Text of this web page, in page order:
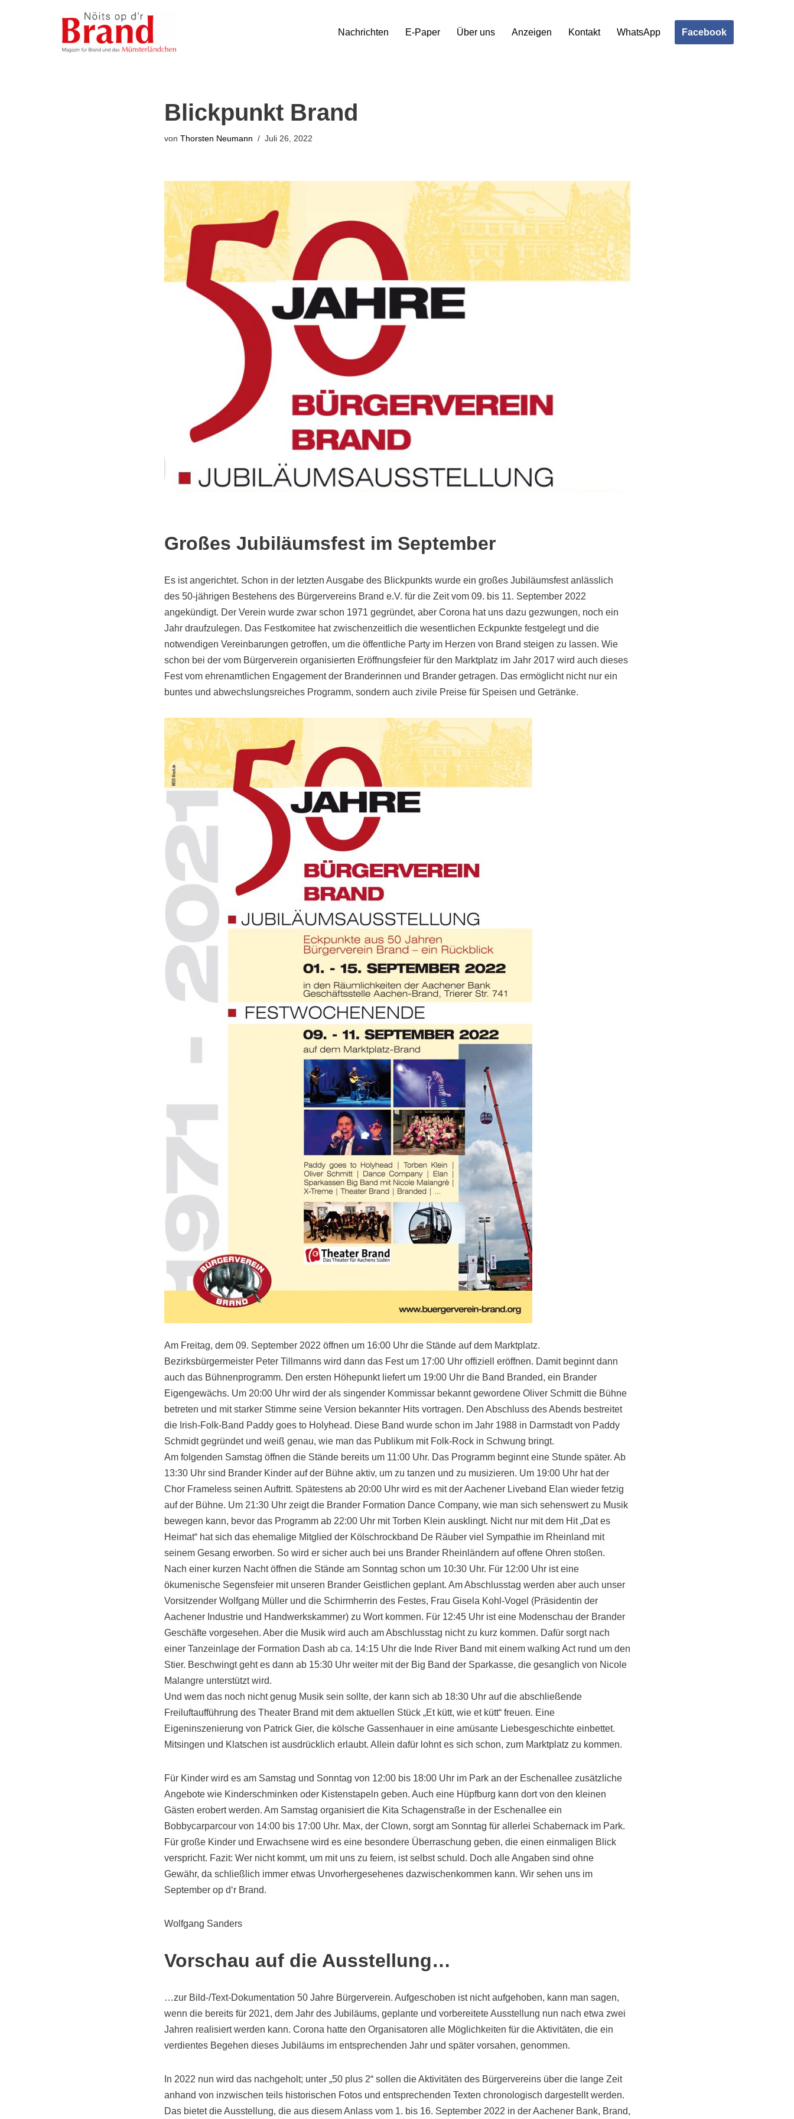
Nachrichten E-Paper Über uns Anzeigen Kontakt WhatsApp Facebook
Blickpunkt Brand
von Thorsten Neumann Juli 26, 2022
Großes Jubiläumsfest im September
Es ist angerichtet. Schon in der letzten Ausgabe des Blickpunkts wurde ein großes Jubiläumsfest anlässlich
des 50-jährigen Bestehens des Bürgervereins Brand e.V. für die Zeit vom 09. bis 11. September 2022
angekündigt. Der Verein wurde zwar schon 1971 gegründet, aber Corona hat uns dazu gezwungen, noch ein
Jahr draufzulegen. Das Festkomitee hat zwischenzeitlich die wesentlichen Eckpunkte festgelegt und die
notwendigen Vereinbarungen getroffen, um die öffentliche Party im Herzen von Brand steigen zu lassen. Wie
schon bei der vom Bürgerverein organisierten Eröffnungsfeier für den Marktplatz im Jahr 2017 wird auch dieses
Fest vom ehrenamtlichen Engagement der Branderinnen und Brander getragen. Das ermöglicht nicht nur ein
buntes und abwechslungsreiches Programm, sondern auch zivile Preise für Speisen und Getränke.
Am Freitag, dem 09. September 2022 öffnen um 16:00 Uhr die Stände auf dem Marktplatz.
Bezirksbürgermeister Peter Tillmanns wird dann das Fest um 17:00 Uhr offiziell eröffnen. Damit beginnt dann
auch das Bühnenprogramm. Den ersten Höhepunkt liefert um 19:00 Uhr die Band Branded, ein Brander
Eigengewächs. Um 20:00 Uhr wird der als singender Kommissar bekannt gewordene Oliver Schmitt die Bühne
betreten und mit starker Stimme seine Version bekannter Hits vortragen. Den Abschluss des Abends bestreitet
die Irish-Folk-Band Paddy goes to Holyhead. Diese Band wurde schon im Jahr 1988 in Darmstadt von Paddy
Schmidt gegründet und weiß genau, wie man das Publikum mit Folk-Rock in Schwung bringt.
Am folgenden Samstag öffnen die Stände bereits um 11:00 Uhr. Das Programm beginnt eine Stunde später. Ab
13:30 Uhr sind Brander Kinder auf der Bühne aktiv, um zu tanzen und zu musizieren. Um 19:00 Uhr hat der
Chor Frameless seinen Auftritt. Spätestens ab 20:00 Uhr wird es mit der Aachener Liveband Elan wieder fetzig
auf der Bühne. Um 21:30 Uhr zeigt die Brander Formation Dance Company, wie man sich sehenswert zu Musik
bewegen kann, bevor das Programm ab 22:00 Uhr mit Torben Klein ausklingt. Nicht nur mit dem Hit „Dat es
Heimat“ hat sich das ehemalige Mitglied der Kölschrockband De Räuber viel Sympathie im Rheinland mit
seinem Gesang erworben. So wird er sicher auch bei uns Brander Rheinländern auf offene Ohren stoßen.
Nach einer kurzen Nacht öffnen die Stände am Sonntag schon um 10:30 Uhr. Für 12:00 Uhr ist eine
ökumenische Segensfeier mit unseren Brander Geistlichen geplant. Am Abschlusstag werden aber auch unser
Vorsitzender Wolfgang Müller und die Schirmherrin des Festes, Frau Gisela Kohl-Vogel (Präsidentin der
Aachener Industrie und Handwerkskammer) zu Wort kommen. Für 12:45 Uhr ist eine Modenschau der Brander
Geschäfte vorgesehen. Aber die Musik wird auch am Abschlusstag nicht zu kurz kommen. Dafür sorgt nach
einer Tanzeinlage der Formation Dash ab ca. 14:15 Uhr die Inde River Band mit einem walking Act rund um den
Stier. Beschwingt geht es dann ab 15:30 Uhr weiter mit der Big Band der Sparkasse, die gesanglich von Nicole
Malangre unterstützt wird.
Und wem das noch nicht genug Musik sein sollte, der kann sich ab 18:30 Uhr auf die abschließende
Freiluftaufführung des Theater Brand mit dem aktuellen Stück „Et kütt, wie et kütt“ freuen. Eine
Eigeninszenierung von Patrick Gier, die kölsche Gassenhauer in eine amüsante Liebesgeschichte einbettet.
Mitsingen und Klatschen ist ausdrücklich erlaubt. Allein dafür lohnt es sich schon, zum Marktplatz zu kommen.
Für Kinder wird es am Samstag und Sonntag von 12:00 bis 18:00 Uhr im Park an der Eschenallee zusätzliche
Angebote wie Kinderschminken oder Kistenstapeln geben. Auch eine Hüpfburg kann dort von den kleinen
Gästen erobert werden. Am Samstag organisiert die Kita Schagenstraße in der Eschenallee ein
Bobbycarparcour von 14:00 bis 17:00 Uhr. Max, der Clown, sorgt am Sonntag für allerlei Schabernack im Park.
Für große Kinder und Erwachsene wird es eine besondere Überraschung geben, die einen einmaligen Blick
verspricht. Fazit: Wer nicht kommt, um mit uns zu feiern, ist selbst schuld. Doch alle Angaben sind ohne
Gewähr, da schließlich immer etwas Unvorhergesehenes dazwischenkommen kann. Wir sehen uns im
September op d‘r Brand.
Wolfgang Sanders
Vorschau auf die Ausstellung…
…zur Bild-/Text-Dokumentation 50 Jahre Bürgerverein. Aufgeschoben ist nicht aufgehoben, kann man sagen,
wenn die bereits für 2021, dem Jahr des Jubiläums, geplante und vorbereitete Ausstellung nun nach etwa zwei
Jahren realisiert werden kann. Corona hatte den Organisatoren alle Möglichkeiten für die Aktivitäten, die ein
verdientes Begehen dieses Jubiläums im entsprechenden Jahr und später vorsahen, genommen.
In 2022 nun wird das nachgeholt; unter „50 plus 2“ sollen die Aktivitäten des Bürgervereins über die lange Zeit
anhand von inzwischen teils historischen Fotos und entsprechenden Texten chronologisch dargestellt werden.
Das bietet die Ausstellung, die aus diesem Anlass vom 1. bis 16. September 2022 in der Aachener Bank, Brand,